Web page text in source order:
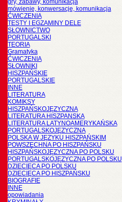
gry, zabawy, komunikacja
mówienie, konwersacje, komunikacja
ĆWICZENIA
TESTY I EGZAMINY DELE
SŁOWNICTWO
PORTUGALSKI
TEORIA
Gramatyka
ĆWICZENIA
SŁOWNIKI
HISZPAŃSKIE
PORTUGALSKIE
INNE
LITERATURA
KOMIKSY
HISZPAŃSKOJĘZYCZNA
LITERATURA HISZPANSKA
LITERATURA LATYNOAMERYKAŃSKA
PORTUGALSKOJĘZYCZNA
POLSKA W JĘZYKU HISZPAŃSKIM
POWSZECHNA PO HISZPAŃSKU
HISZPAŃSKOJĘZYCZNA PO POLSKU
PORTUGALSKOJĘZYCZNA PO POLSKU
DZIECIĘCA PO POLSKU
DZIECIĘCA PO HISZPAŃSKU
BIOGRAFIE
INNE
opowiadania